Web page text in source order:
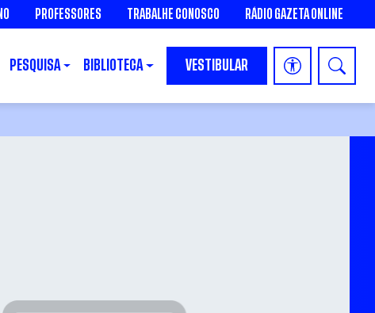
PROFESSORES TRABALHE CONOSCO RÁDIO GAZETA ONLINE
PESQUISA BIBLIOTECA VESTIBULAR